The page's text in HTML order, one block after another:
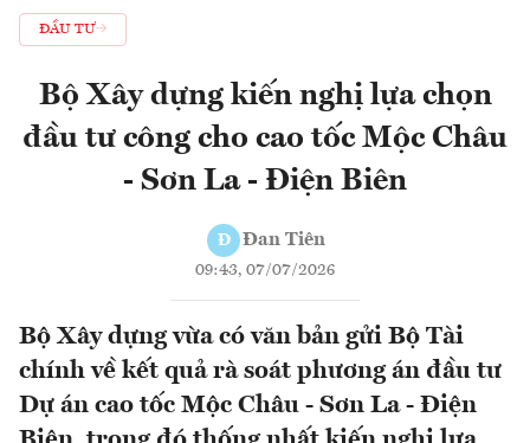
ĐẦU TƯ
Bộ Xây dựng kiến nghị lựa chọn
đầu tư công cho cao tốc Mộc Châu
- Sơn La - Điện Biên
Đ Đan Tiên
09:43, 07/07/2026
Bộ Xây dựng vừa có văn bản gửi Bộ Tài
chính về kết quả rà soát phương án đầu tư
Dự án cao tốc Mộc Châu - Sơn La - Điện